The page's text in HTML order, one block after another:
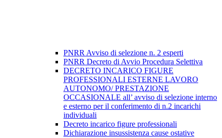
PNRR Avviso di selezione n. 2 esperti
PNRR Decreto di Avvio Procedura Selettiva
DECRETO INCARICO FIGURE
PROFESSIONALI ESTERNE LAVORO
AUTONOMO/ PRESTAZIONE
OCCASIONALE all’ avviso di selezione interno
e esterno per il conferimento di n.2 incarichi
individuali
Decreto incarico figure professionali
Dichiarazione insussistenza cause ostative